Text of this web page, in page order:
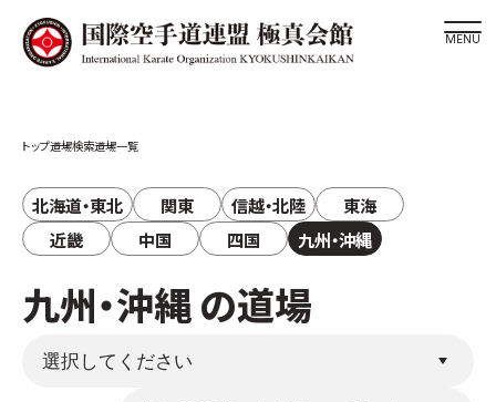
極真会館の世界
極真会館の理念
松井章奎館長 紹介
道場検索道場一覧
北海道・東北 関東 信越・北陸
東海
近畿
中国 四国 九州・沖縄
九州・沖縄 の道場